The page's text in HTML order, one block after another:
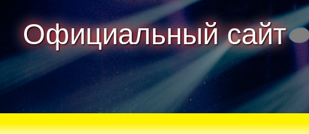
Официальный сайт